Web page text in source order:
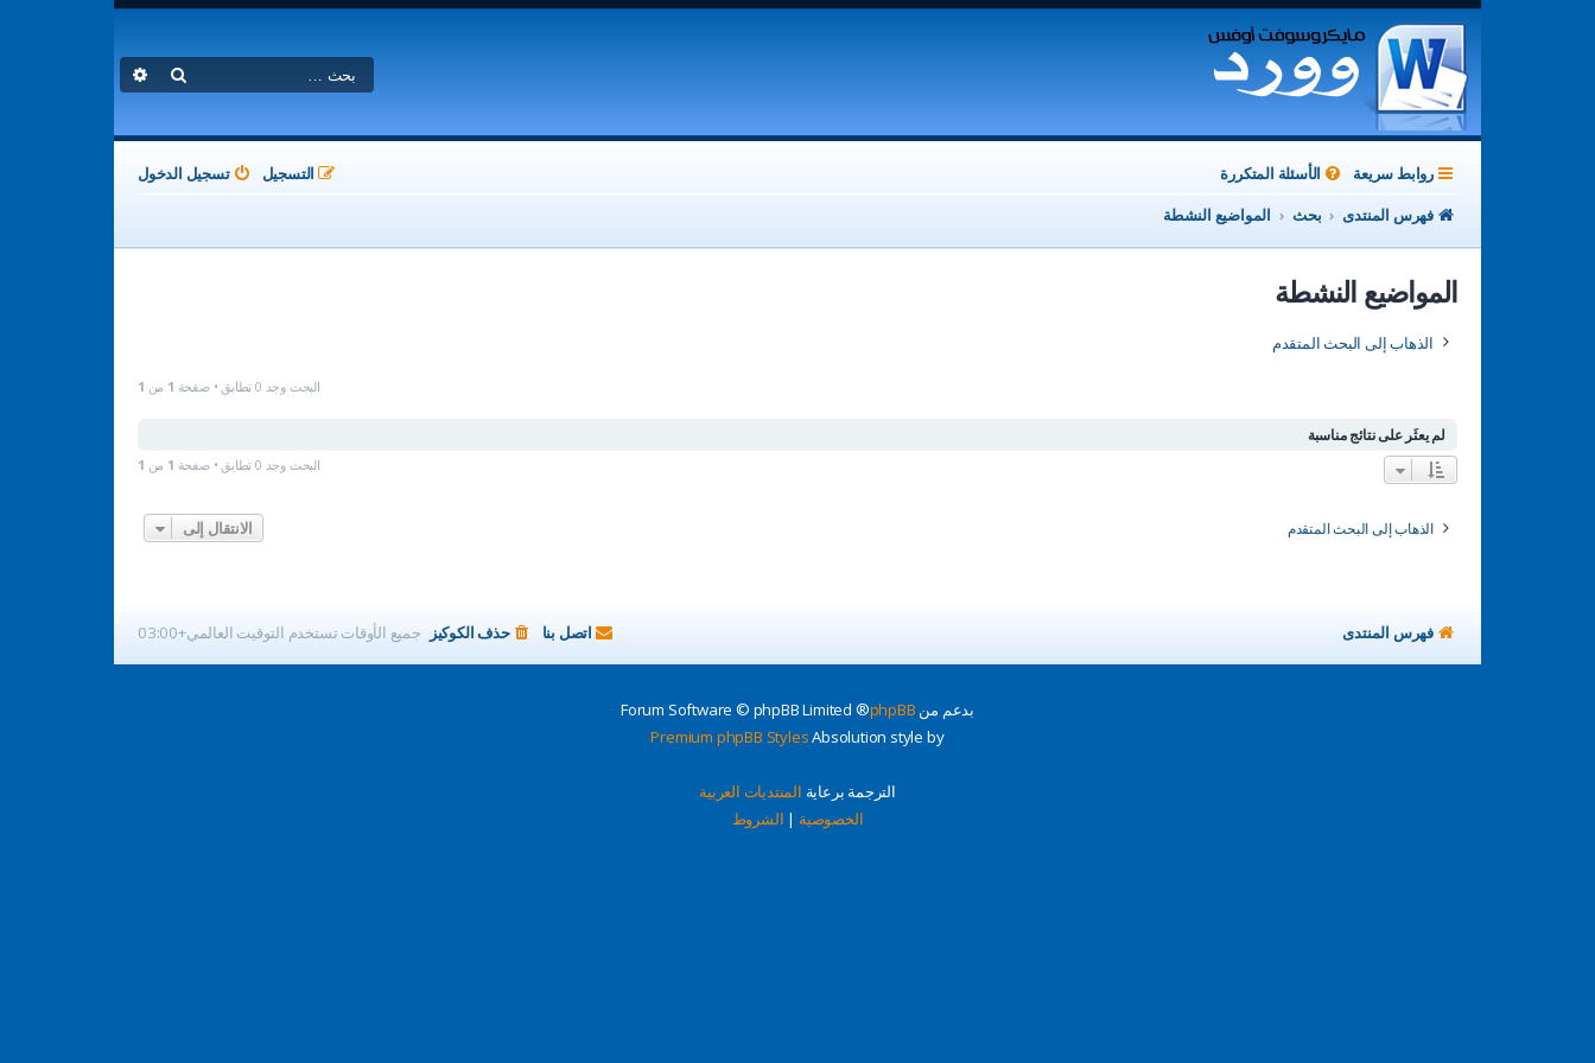
بحث
روابط سريعة الأسئلة المتكررة تسجيل الدخول
التسجيل
فهرس المنتدى
بحث المواضيع النشطة
المواضيع النشطة
الذهاب إلى البحث المتقدم
البحث وجد 0 تطابق • صفحة 1 من 1
لم يعثَر على نتائج مناسبة
البحث وجد 0 تطابق • صفحة 1 من 1
الذهاب إلى البحث المتقدم الانتقال إلى
فهرس المنتدى جميع الأوقات تستخدم التوقيت العالمي+03:00 حذف الكوكيز اتصل بنا
بدعم من phpBB
® Forum Software © phpBB Limited
Absolution style by
Premium phpBB Styles
الترجمة برعاية المنتديات العربية
الخصوصية | الشروط